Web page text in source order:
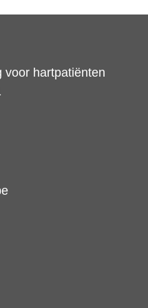
voor hartpatiënten